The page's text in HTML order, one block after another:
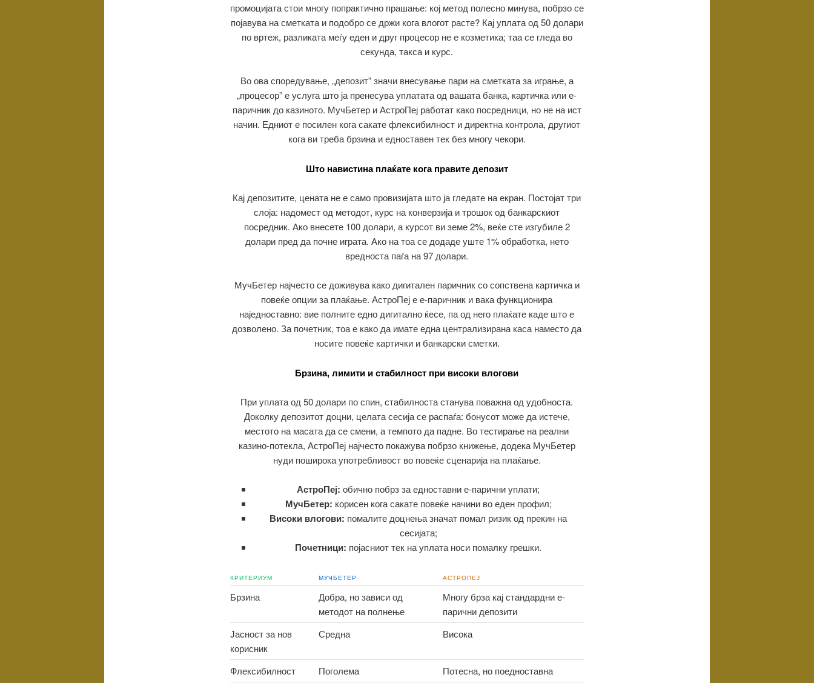
промоцијата стои многу попрактично прашање: кој метод полесно минува, побрзо се
појавува на сметката и подобро се држи кога влогот расте? Кај уплата од 50 долари
по вртеж, разликата меѓу еден и друг процесор не е козметика; таа се гледа во
секунда, такса и курс.
Во ова споредување, „депозит” значи внесување пари на сметката за играње, а
„процесор” е услуга што ја пренесува уплатата од вашата банка, картичка или е-
паричник до казиното. МучБетер и АстроПеј работат како посредници, но не на ист
начин. Едниот е посилен кога сакате флексибилност и директна контрола, другиот
кога ви треба брзина и едноставен тек без многу чекори.
Што навистина плаќате кога правите депозит
Кај депозитите, цената не е само провизијата што ја гледате на екран. Постојат три
слоја: надомест од методот, курс на конверзија и трошок од банкарскиот
посредник. Ако внесете 100 долари, а курсот ви земе 2%, веќе сте изгубиле 2
долари пред да почне играта. Ако на тоа се додаде уште 1% обработка, нето
вредноста паѓа на 97 долари.
МучБетер најчесто се доживува како дигитален паричник со сопствена картичка и
повеќе опции за плаќање. АстроПеј е е-паричник и вака функционира
наједноставно: вие полните едно дигитално ќесе, па од него плаќате каде што е
дозволено. За почетник, тоа е како да имате една централизирана каса наместо да
носите повеќе картички и банкарски сметки.
Брзина, лимити и стабилност при високи влогови
При уплата од 50 долари по спин, стабилноста станува поважна од удобноста.
Доколку депозитот доцни, целата сесија се распаѓа: бонусот може да истече,
местото на масата да се смени, а темпото да падне. Во тестирање на реални
казино-потекла, АстроПеј најчесто покажува побрзо книжење, додека МучБетер
нуди поширока употребливост во повеќе сценарија на плаќање.
АстроПеј: обично побрз за едноставни е-парични уплати;
МучБетер: корисен кога сакате повеќе начини во еден профил;
Високи влогови: помалите доцнења значат помал ризик од прекин на
сесијата;
Почетници: појасниот тек на уплата носи помалку грешки.
КРИТЕРИУМ МУЧБЕТЕР АСТРОПЕЈ
Брзина
Добра, но зависи од
методот на полнење
Многу брза кај стандардни е-
парични депозити
Јасност за нов
корисник
Средна Висока
Флексибилност Поголема
Потесна, но поедноставна